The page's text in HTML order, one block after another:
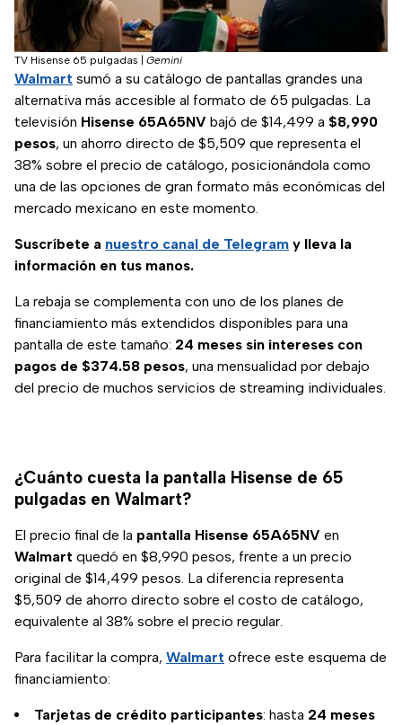
TV Hisense 65 pulgadas Gemini
Walmart sumó a su catálogo de pantallas grandes una
alternativa más accesible al formato de 65 pulgadas. La
televisión Hisense 65A65NV bajó de $14,499 a $8,990
pesos, un ahorro directo de $5,509 que representa el
38% sobre el precio de catálogo, posicionándola como
una de las opciones de gran formato más económicas del
mercado mexicano en este momento.
Suscríbete a nuestro canal de Telegram y lleva la
información en tus manos.
La rebaja se complementa con uno de los planes de
financiamiento más extendidos disponibles para una
pantalla de este tamaño: 24 meses sin intereses con
pagos de $374.58 pesos, una mensualidad por debajo
del precio de muchos servicios de streaming individuales.
¿Cuánto cuesta la pantalla Hisense de 65
pulgadas en Walmart?
El precio final de la pantalla Hisense 65A65NV en
Walmart quedó en $8,990 pesos, frente a un precio
original de $14,499 pesos. La diferencia representa
$5,509 de ahorro directo sobre el costo de catálogo,
equivalente al 38% sobre el precio regular.
Para facilitar la compra, Walmart ofrece este esquema de
financiamiento:
Tarjetas de crédito participantes: hasta 24 meses